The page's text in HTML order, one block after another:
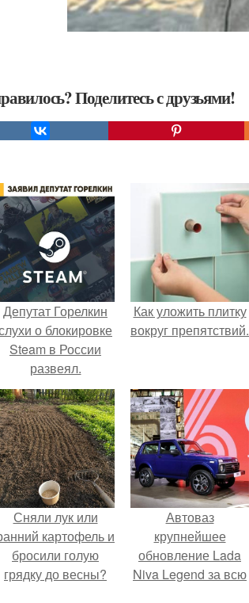
Поделитесь с друзьями!
Депутат Горелкин
о блокировке
Steam в России
развеял.
Как уложить плитку
вокруг препятствий.
Сняли лук или
картофель и
бросили голую
грядку до весны?
Автоваз
крупнейшее
обновление Lada
Niva Legend за всю